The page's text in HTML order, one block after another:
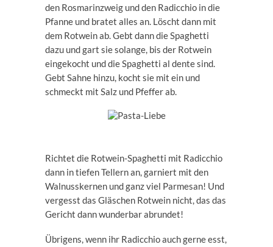
den Rosmarinzweig und den Radicchio in die
Pfanne und bratet alles an. Löscht dann mit
dem Rotwein ab. Gebt dann die Spaghetti
dazu und gart sie solange, bis der Rotwein
eingekocht und die Spaghetti al dente sind.
Gebt Sahne hinzu, kocht sie mit ein und
schmeckt mit Salz und Pfeffer ab.
Richtet die Rotwein-Spaghetti mit Radicchio
dann in tiefen Tellern an, garniert mit den
Walnusskernen und ganz viel Parmesan! Und
vergesst das Gläschen Rotwein nicht, das das
Gericht dann wunderbar abrundet!
Übrigens, wenn ihr Radicchio auch gerne esst,